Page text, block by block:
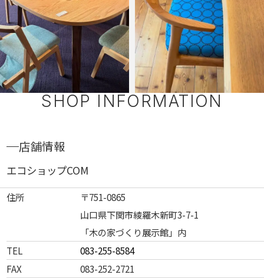
SHOP INFORMATION
店舗情報
エコショップCOM
住所
〒751-0865
山口県下関市綾羅木新町3-7-1
「木の家づくり展示館」内
TEL
083-255-8584
FAX
083-252-2721